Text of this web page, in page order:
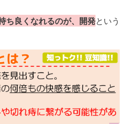
ち良くなれるのが、開発という